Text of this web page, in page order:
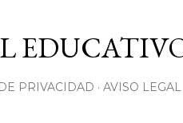
PRIVACIDAD AVISO LEGAL